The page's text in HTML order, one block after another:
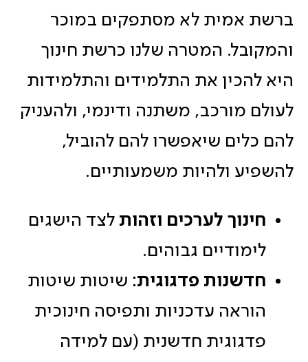
ברשת אמית לא מסתפקים במוכר
והמקובל. המטרה שלנו כרשת חינוך
היא להכין את התלמידים והתלמידות
לעולם מורכב, משתנה ודינמי, ולהעניק
להם כלים שיאפשרו להם להוביל,
להשפיע ולהיות משמעותיים.
חינוך לערכים וזהות לצד הישגים
לימודיים גבוהים.
חדשנות פדגוגית: שיטות שיטות
הוראה עדכניות ותפיסה חינוכית
פדגוגית חדשנית (עם למידה